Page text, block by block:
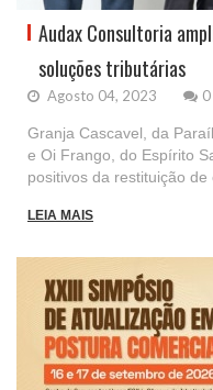
Audax Consultoria
soluções tributárias
Agosto 04, 2023 0
Granja Cascavel, da
e Oi Frango, do Espírito
positivos da restituição de
LEIA MAIS